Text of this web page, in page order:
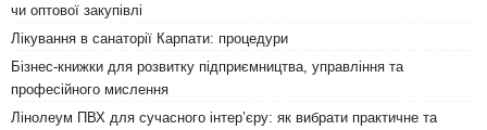
чи оптової закупівлі
Лікування в санаторії Карпати: процедури
Бізнес-книжки для розвитку підприємництва, управління та
професійного мислення
Лінолеум ПВХ для сучасного інтер’єру: як вибрати практичне та